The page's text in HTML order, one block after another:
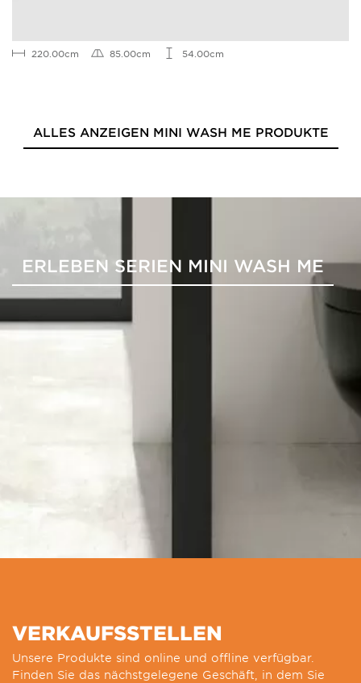
220.00cm 85.00cm 54.00cm
ALLES ANZEIGEN MINI WASH ME PRODUKTE
ERLEBEN SERIEN MINI WASH ME
VERKAUFSSTELLEN
Unsere Produkte sind online und offline verfügbar.
Finden Sie das nächstgelegene Geschäft, in dem Sie